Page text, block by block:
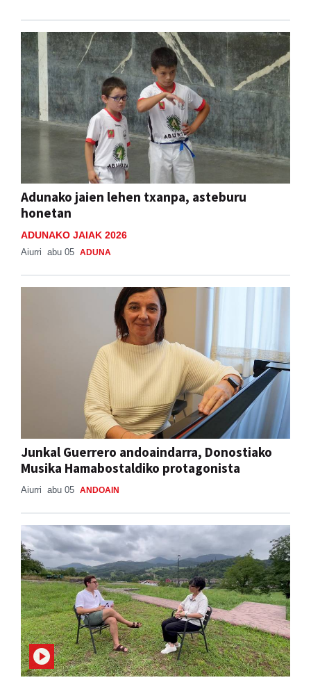
Adunako jaien lehen txanpa, asteburu
honetan
ADUNAKO JAIAK 2026
Aiurri abu 05 ADUNA
Junkal Guerrero andoaindarra, Donostiako
Musika Hamabostaldiko protagonista
Aiurri abu 05 ANDOAIN